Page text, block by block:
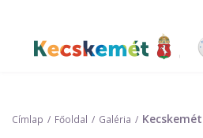
tartalomra
Kecskemét Város
Címlap Főoldal Galéria